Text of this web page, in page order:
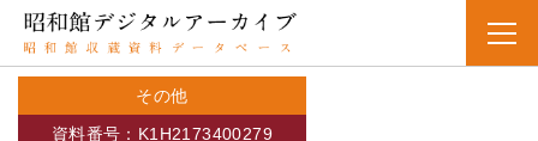
その他
資料番号：K1H2173400279